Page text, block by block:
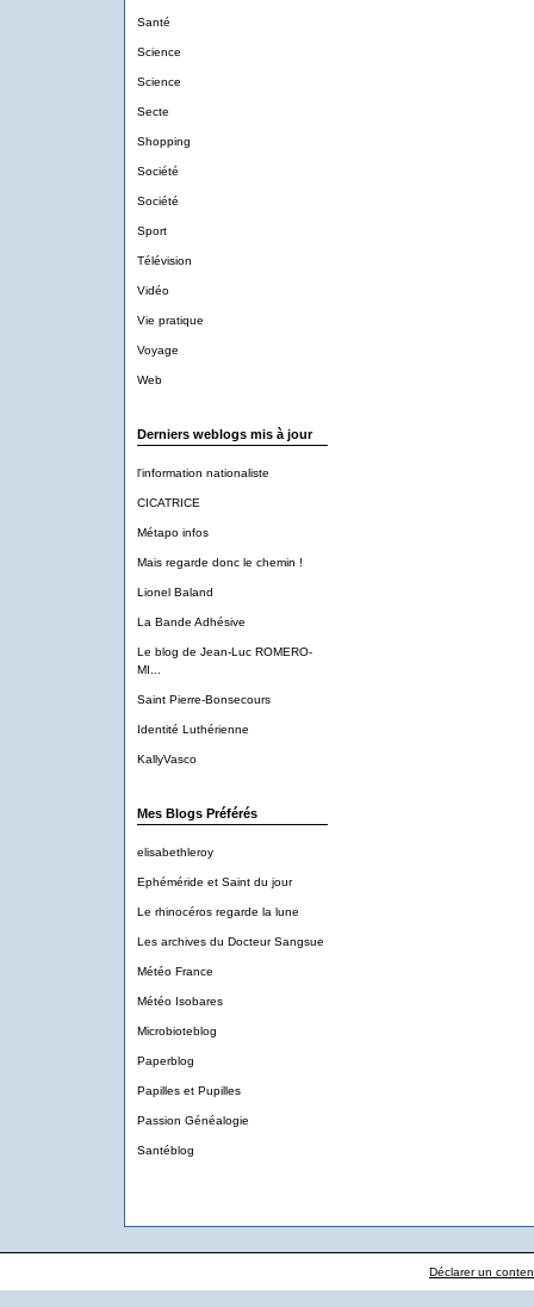
Santé
Science
Science
Secte
Shopping
Société
Société
Sport
Télévision
Vidéo
Vie pratique
Voyage
Web
Derniers weblogs mis à jour
l'information nationaliste
CICATRICE
Métapo infos
Mais regarde donc le chemin !
Lionel Baland
La Bande Adhésive
Le blog de Jean-Luc ROMERO-
MI...
Saint Pierre-Bonsecours
Identité Luthérienne
KallyVasco
Mes Blogs Préférés
elisabethleroy
Ephéméride et Saint du jour
Le rhinocéros regarde la lune
Les archives du Docteur Sangsue
Météo France
Météo Isobares
Microbioteblog
Paperblog
Papilles et Pupilles
Passion Généalogie
Santéblog
Déclarer un